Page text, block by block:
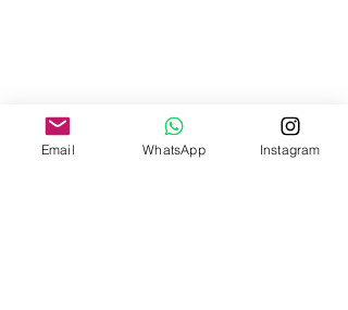
Email WhatsApp Instagram